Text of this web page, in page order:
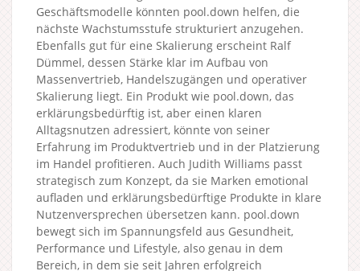
Geschäftsmodelle könnten pool.down helfen, die
nächste Wachstumsstufe strukturiert anzugehen.
Ebenfalls gut für eine Skalierung erscheint Ralf
Dümmel, dessen Stärke klar im Aufbau von
Massenvertrieb, Handelszugängen und operativer
Skalierung liegt. Ein Produkt wie pool.down, das
erklärungsbedürftig ist, aber einen klaren
Alltagsnutzen adressiert, könnte von seiner
Erfahrung im Produktvertrieb und in der Platzierung
im Handel profitieren. Auch Judith Williams passt
strategisch zum Konzept, da sie Marken emotional
aufladen und erklärungsbedürftige Produkte in klare
Nutzenversprechen übersetzen kann. pool.down
bewegt sich im Spannungsfeld aus Gesundheit,
Performance und Lifestyle, also genau in dem
Bereich, in dem sie seit Jahren erfolgreich